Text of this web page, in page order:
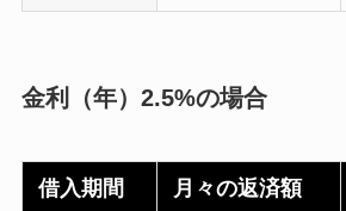
金利（年）2.5%の場合
借入期間 月々の返済額